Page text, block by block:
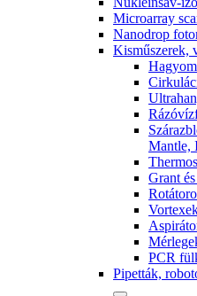
Microarray
Nanodrop
Kisműszerek,
Mantle,
Grant
PCR
Pipetták,